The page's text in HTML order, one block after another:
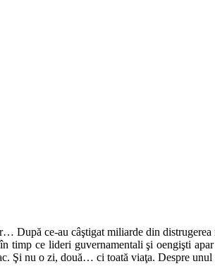
După ce-au câştigat miliarde din
ce lideri guvernamentali şi oengişti
Şi nu o zi, două… ci toată viaţa. Despre unul